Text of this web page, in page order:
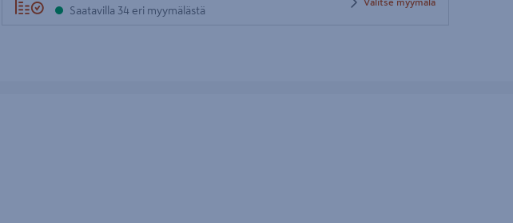
Saatavilla 34 eri myymälästä
Valitse myymälä